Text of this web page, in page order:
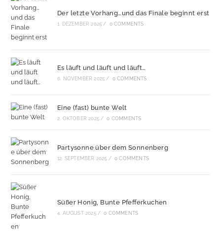
Der letzte Vorhang…und das Finale beginnt erst
1. DEZEMBER 2025 / 0 COMMENTS
Es läuft und läuft und läuft…
6. NOVEMBER 2025 / 0 COMMENTS
Eine (fast) bunte Welt
2. OKTOBER 2025 / 0 COMMENTS
Partysonne über dem Sonnenberg
12. SEPTEMBER 2025 / 0 COMMENTS
Süßer Honig, Bunte Pfefferkuchen
4. AUGUST 2025 / 0 COMMENTS